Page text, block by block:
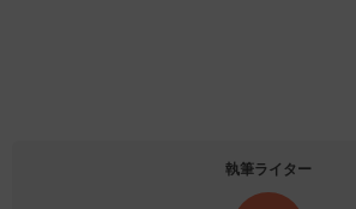
執筆ライター